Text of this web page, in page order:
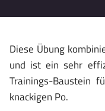
Diese Übung
und ist ein sehr
Trainings-Baustein
knackigen Po.